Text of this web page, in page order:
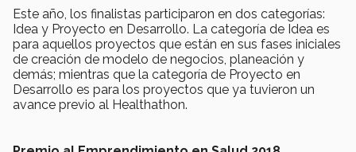
Este año, los finalistas participaron en dos categorías:
Idea y Proyecto en Desarrollo. La categoría de Idea es
para aquellos proyectos que están en sus fases iniciales
de creación de modelo de negocios, planeación y
demás; mientras que la categoría de Proyecto en
Desarrollo es para los proyectos que ya tuvieron un
avance previo al Healthathon.